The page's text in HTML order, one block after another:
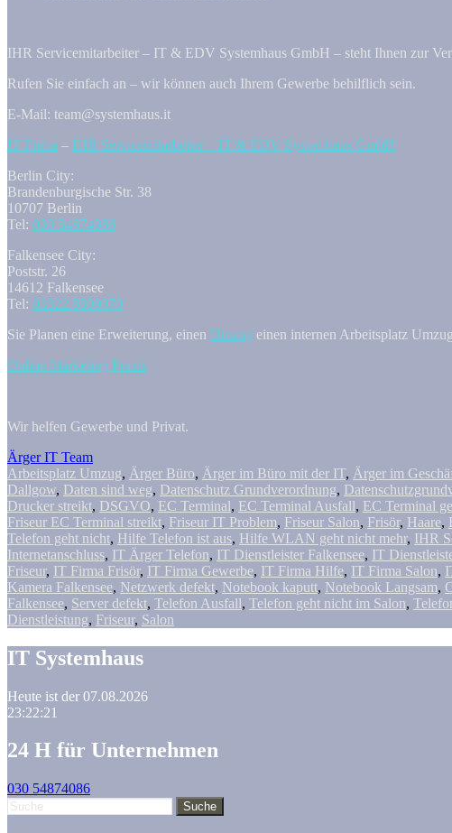
IHR Servicemitarbeiter – IT & EDV Systemhaus GmbH – steht Ihnen zur
Rufen Sie einfach an – wir können auch Ihrem Gewerbe behilflich sein.
E-Mail: team@systemhaus.it
IT Firma – IHR Servicemitarbeiter – IT & EDV Systemhaus GmbH
Berlin City:
Brandenburgische Str. 38
10707 Berlin
Tel: 030 54874086
Falkensee City:
Poststr. 26
14612 Falkensee
Tel: 03322 8509070
Sie Planen eine Erweiterung, einen Umzug einen internen Arbeitsplatz
Online Marketing Praxis
Wir helfen Gewerbe und Privat.
Ärger IT Team
Arbeitsplatz Umzug, Ärger Büro, Ärger im Büro mit der IT, Ärger im
Dallgow, Daten sind weg, Datenschutz Grundverordnung,
Drucker streikt, DSGVO, EC Terminal, EC Terminal Ausfall, EC Terminal
Friseur EC Terminal streikt, Friseur IT Problem, Friseur Salon, Frisör, Haare,
Telefon geht nicht, Hilfe Telefon ist aus, Hilfe WLAN geht nicht mehr, IHR
Internetanschluss, IT Ärger Telefon, IT Dienstleister Falkensee, IT
Friseur, IT Firma Frisör, IT Firma Gewerbe, IT Firma Hilfe, IT Firma Salon,
Kamera Falkensee, Netzwerk defekt, Notebook kaputt, Notebook Langsam,
Falkensee, Server defekt, Telefon Ausfall, Telefon geht nicht im Salon,
Dienstleistung, Friseur, Salon
IT Systemhaus
Heute ist der 07.08.2026
23:22:21
24 H für Unternehmen
030 54874086